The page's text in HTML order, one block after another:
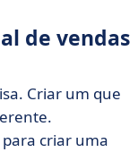
de vendas
Criar um que
para criar uma